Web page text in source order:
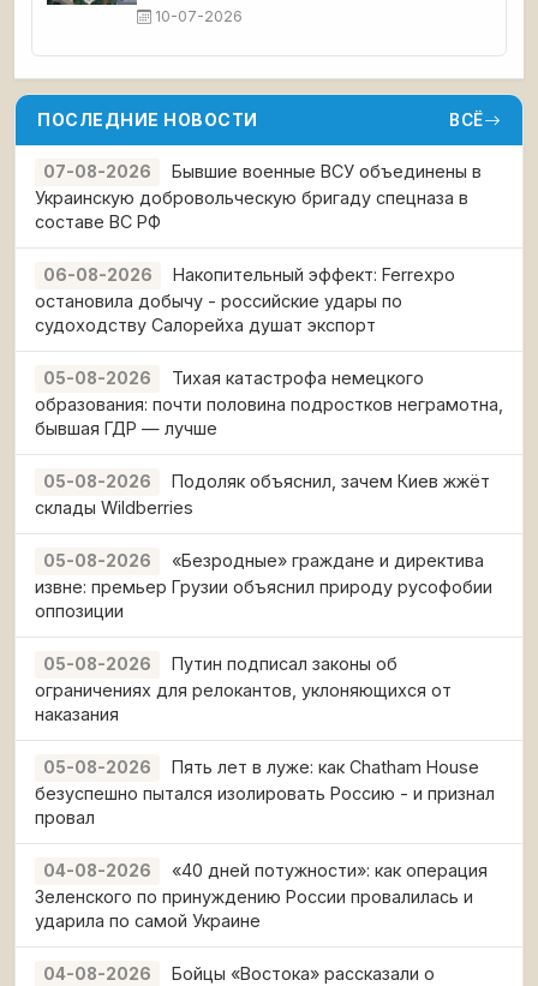
10-07-2026
ПОСЛЕДНИЕ НОВОСТИ ВСЁ
07-08-2026
Бывшие военные ВСУ объединены в
Украинскую добровольческую бригаду спецназа в
составе ВС РФ
06-08-2026
Накопительный эффект: Ferrexpo
остановила добычу - российские удары по
судоходству Салорейха душат экспорт
05-08-2026
Тихая катастрофа немецкого
образования: почти половина подростков неграмотна,
бывшая ГДР — лучше
05-08-2026
Подоляк объяснил, зачем Киев жжёт
склады Wildberries
05-08-2026
«Безродные» граждане и директива
извне: премьер Грузии объяснил природу русофобии
оппозиции
05-08-2026
Путин подписал законы об
ограничениях для релокантов, уклоняющихся от
наказания
05-08-2026
Пять лет в луже: как Chatham House
безуспешно пытался изолировать Россию - и признал
провал
04-08-2026
«40 дней потужности»: как операция
Зеленского по принуждению России провалилась и
ударила по самой Украине
04-08-2026 Бойцы «Востока» рассказали о